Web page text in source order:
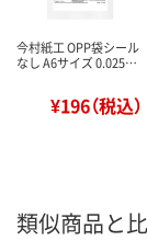
今村紙工 OPP袋シール
なし A6サイズ 0.025…
¥196（税込）
類似商品と